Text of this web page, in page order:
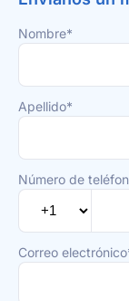
Nombre*
Apellido*
Número de
Correo